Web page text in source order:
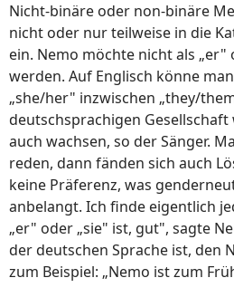
Nicht-binäre oder non-binäre
nicht oder nur teilweise in die
ein. Nemo möchte nicht als „er"
werden. Auf Englisch könne
„she/her" inzwischen „they/
deutschsprachigen Gesellschaft
auch wachsen, so der Sänger.
reden, dann fänden sich auch
keine Präferenz, was
anbelangt. Ich finde eigentlich
„er" oder „sie" ist, gut", sagte
der deutschen Sprache ist, den
zum Beispiel: „Nemo ist zum